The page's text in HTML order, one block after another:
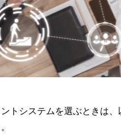
トシステムを選ぶときは